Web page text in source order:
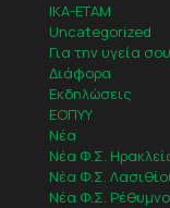
IKA-ETAM
Uncategorized
Για την υγεία σου
Διάφορα
Εκδηλώσεις
ΕΟΠΥΥ
Νέα
Νέα Φ.Σ.
Νέα Φ.Σ.
Νέα Φ.Σ. Ρέθυμνο